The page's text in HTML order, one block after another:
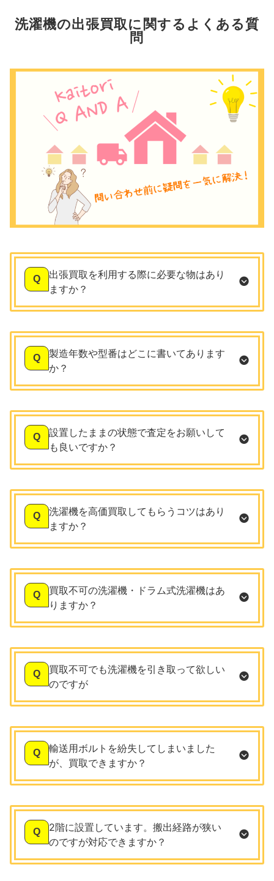
洗濯機の出張買取に関するよくある質
問
Q
出張買取を利用する際に必要な物はあり
ますか？
Q
製造年数や型番はどこに書いてあります
か？
Q
設置したままの状態で査定をお願いして
も良いですか？
Q
洗濯機を高価買取してもらうコツはあり
ますか？
Q
買取不可の洗濯機・ドラム式洗濯機はあ
りますか？
Q
買取不可でも洗濯機を引き取って欲しい
のですが
Q
輸送用ボルトを紛失してしまいました
が、買取できますか？
Q
2階に設置しています。搬出経路が狭い
のですが対応できますか？